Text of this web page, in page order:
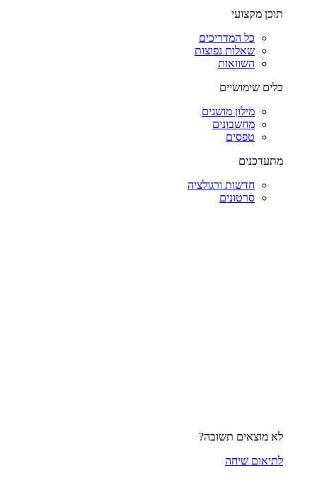
תוכן מקצועי
כל המדריכים
שאלות נפוצות
השוואות
כלים שימושיים
מילון מושגים
מחשבונים
טפסים
מתעדכנים
חדשות ורגולציה
סרטונים
לא מוצאים תשובה?
לתיאום שיחה